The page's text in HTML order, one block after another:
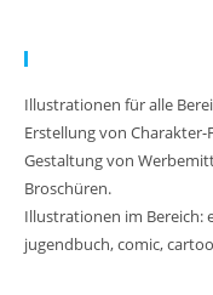
Illustrationen für alle
Erstellung von
Gestaltung von
Broschüren.
Illustrationen im Bereich:
jugendbuch, comic,